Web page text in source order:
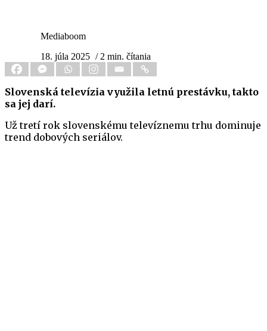
Mediaboom
18. júla 2025 / 2 min. čítania
Slovenská televízia využila letnú prestávku, takto
sa jej darí.
Už tretí rok slovenskému televíznemu trhu dominuje
trend dobových seriálov.